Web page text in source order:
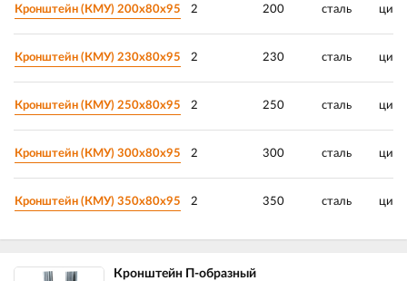
Кронштейн (КМУ) 200х80х95 2 200 сталь цинк
Кронштейн (КМУ) 230х80х95 2 230 сталь цинк
Кронштейн (КМУ) 250х80х95 2 250 сталь цинк
Кронштейн (КМУ) 300х80х95 2 300 сталь цинк
Кронштейн (КМУ) 350х80х95 2 350 сталь цинк
Кронштейн П-образный